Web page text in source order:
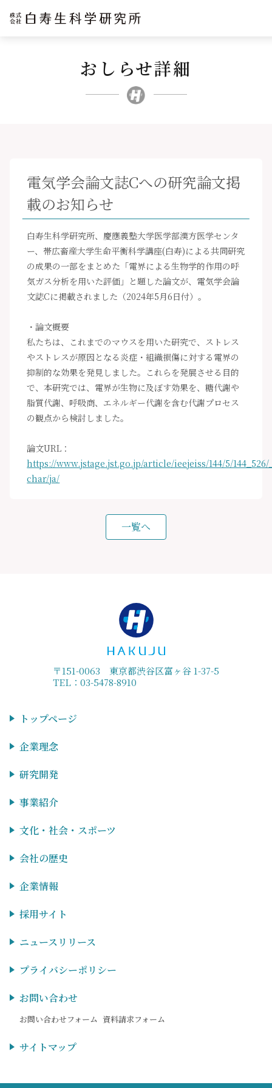
企業理念
研究開発
採用サイト
お問い合わせ
おしらせ詳細
電気学会論文誌Cへの研究論文掲
載のお知らせ
白寿生科学研究所、慶應義塾大学医学部漢方医学センタ
ー、帯広畜産大学生命平衡科学講座(白寿)による共同研究
の成果の一部をまとめた「電界による生物学的作用の呼
気ガス分析を用いた評価」と題した論文が、電気学会論
文誌Cに掲載されました（2024年5月6日付）。
・論文概要
私たちは、これまでのマウスを用いた研究で、ストレス
やストレスが原因となる炎症・組織損傷に対する電界の
抑制的な効果を発見しました。これらを発展させる目的
で、本研究では、電界が生物に及ぼす効果を、糖代謝や
脂質代謝、呼吸商、エネルギー代謝を含む代謝プロセス
の観点から検討しました。
論文URL：
https://www.jstage.jst.go.jp/article/ieejeiss/144/5/
char/ja/
一覧へ
〒151-0063 東京都渋谷区富ヶ谷 1-37-5
TEL：03-5478-8910
トップページ
企業理念
研究開発
事業紹介
文化・社会・スポーツ
会社の歴史
企業情報
採用サイト
ニュースリリース
プライバシーポリシー
お問い合わせ
お問い合わせフォーム 資料請求フォーム
サイトマップ